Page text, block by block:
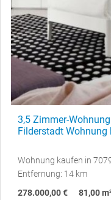
3,5 Zimmer-
Filderstadt Wohnung
Wohnung kaufen in
Entfernung: 14 km
278.000,00 €
81,00